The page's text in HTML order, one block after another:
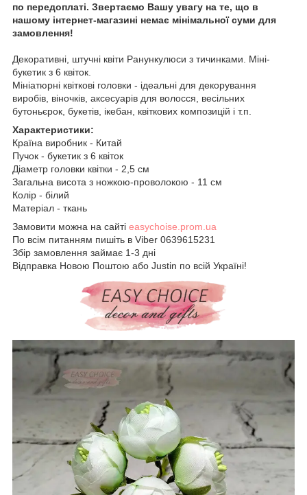
по передоплаті. Звертаємо Вашу увагу на те, що в
нашому інтернет-магазині немає мінімальної суми для
замовлення!
Декоративні, штучні квіти Ранункулюси з тичинками. Міні-
букетик з 6 квіток.
Мініатюрні квіткові головки - ідеальні для декорування
виробів, віночків, аксесуарів для волосся, весільних
бутоньєрок, букетів, ікебан, квіткових композицій і т.п.
Характеристики:
Країна виробник - Китай
Пучок - букетик з 6 квіток
Діаметр головки квітки - 2,5 см
Загальна висота з ножкою-проволокою - 11 см
Колір - білий
Матеріал - ткань
Замовити можна на сайті easychoise.prom.ua
По всім питанням пишіть в Viber 0639615231
Збір замовлення займає 1-3 дні
Відправка Новою Поштою або Justin по всій Україні!